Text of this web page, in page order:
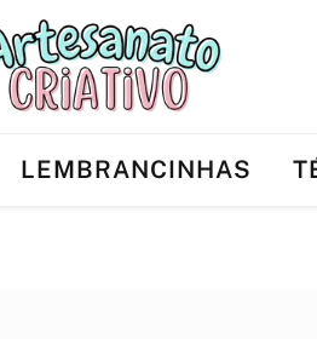
LEMBRANCINHAS